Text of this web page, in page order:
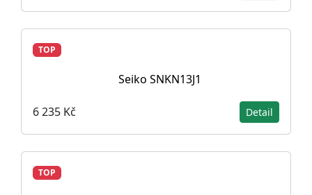
TOP
Seiko SNKN13J1
6 235 Kč Detail
TOP